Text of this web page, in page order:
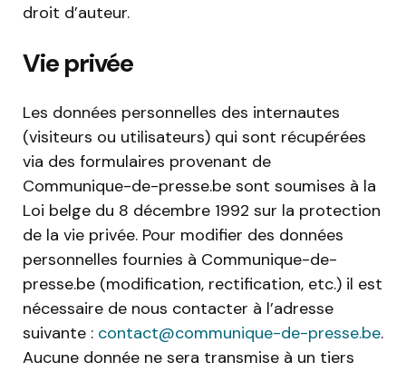
droit d’auteur.
Vie privée
Les données personnelles des internautes
(visiteurs ou utilisateurs) qui sont récupérées
via des formulaires provenant de
Communique-de-presse.be sont soumises à la
Loi belge du 8 décembre 1992 sur la protection
de la vie privée. Pour modifier des données
personnelles fournies à Communique-de-
presse.be (modification, rectification, etc.) il est
nécessaire de nous contacter à l’adresse
suivante : contact@communique-de-presse.be.
Aucune donnée ne sera transmise à un tiers